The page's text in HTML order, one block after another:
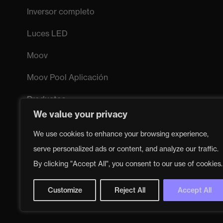
We value your privacy
We use cookies to enhance your browsing experience,
serve personalized ads or content, and analyze our traffic.
By clicking "Accept All", you consent to our use of cookies.
Customize Reject All Accept All
Inversor completo
Luces LED
Moov
Moov Pool Aplicación
Productos
Sistema de sal Moov
Follow us